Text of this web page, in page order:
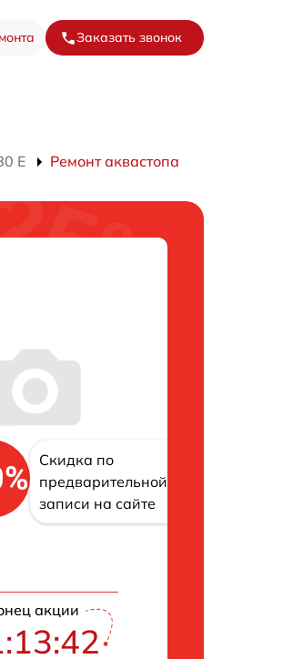
Заказать звонок
E Ремонт аквастопа
Скидка по
предварительной
записи на сайте
акции